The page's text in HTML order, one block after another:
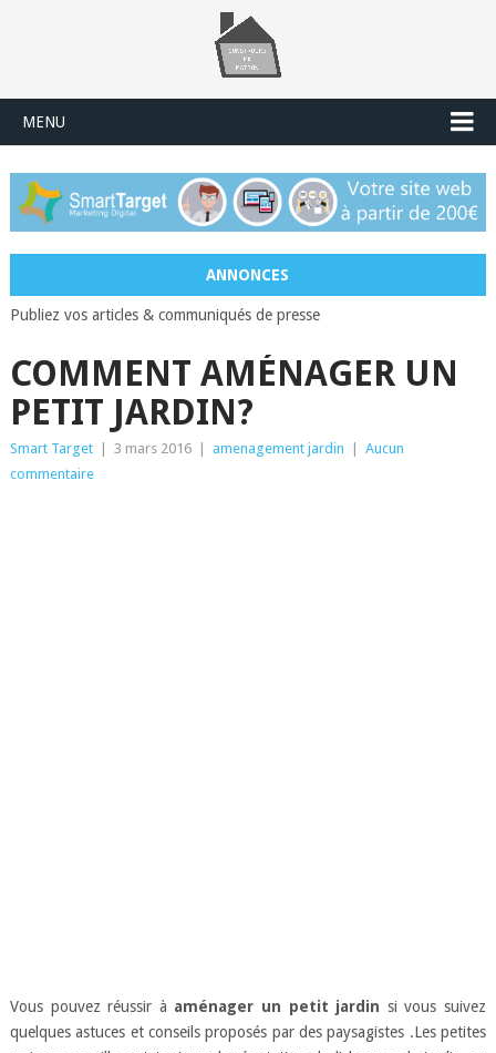
MENU
ANNONCES
Publiez vos articles & communiqués de presse
COMMENT AMÉNAGER UN
PETIT JARDIN?
Smart Target 3 mars 2016 amenagement jardin
Aucun
commentaire
Vous pouvez réussir à aménager un petit jardin si vous suivez
quelques astuces et conseils proposés par des paysagistes .Les petites